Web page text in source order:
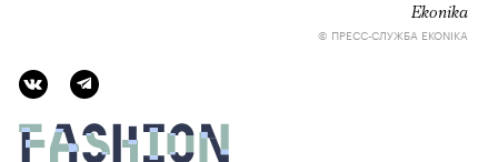
Ekonika
© ПРЕСС-СЛУЖБА EKONIKA